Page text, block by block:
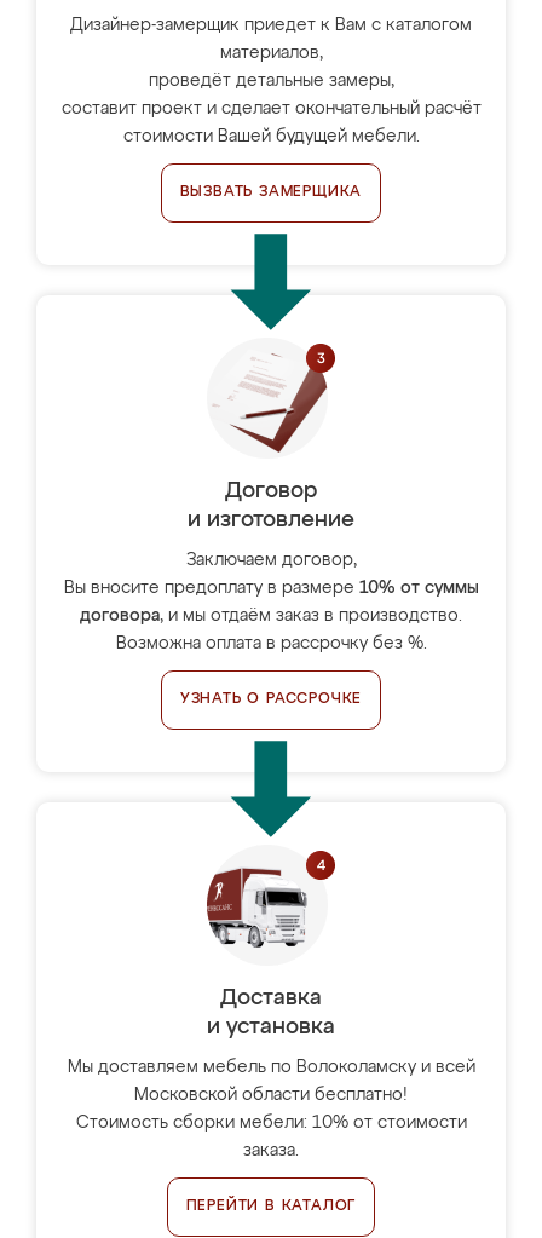
Дизайнер-замерщик приедет к Вам с каталогом
материалов,
проведёт детальные замеры,
составит проект и сделает окончательный расчёт
стоимости Вашей будущей мебели.
ВЫЗВАТЬ ЗАМЕРЩИКА
Договор
и изготовление
Заключаем договор,
Вы вносите предоплату в размере 10% от суммы
договора, и мы отдаём заказ в производство.
Возможна оплата в рассрочку без %.
УЗНАТЬ О РАССРОЧКЕ
Доставка
и установка
Мы доставляем мебель по Волоколамску и всей
Московской области бесплатно!
Стоимость сборки мебели: 10% от стоимости
заказа.
ПЕРЕЙТИ В КАТАЛОГ